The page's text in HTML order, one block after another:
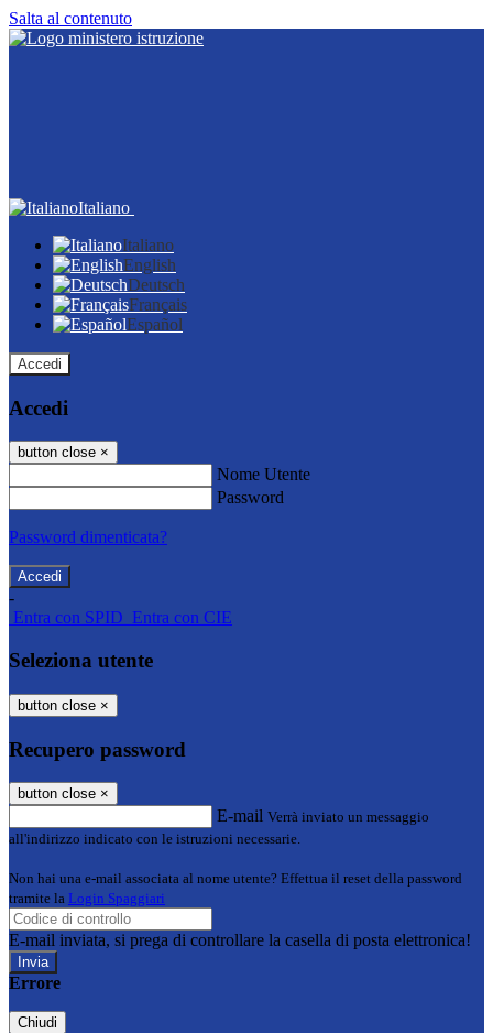
Salta al contenuto
Italiano
Italiano
English
Deutsch
Français
Español
Accedi
Accedi
button close ×
Nome Utente
Password
Password dimenticata?
-
Entra con SPID Entra con CIE
Seleziona utente
button close ×
Recupero password
button close ×
E-mail Verrà inviato un messaggio
all'indirizzo indicato con le istruzioni necessarie.
Non hai una e-mail associata al nome utente? Effettua il reset della password
tramite la Login Spaggiari
E-mail inviata, si prega di controllare la casella di posta elettronica!
Errore
Chiudi